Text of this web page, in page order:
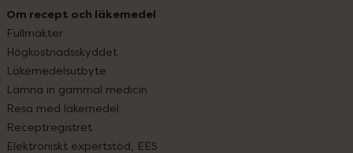
Om recept och läkemedel
Fullmakter
Högkostnadsskyddet
Läkemedelsutbyte
Lämna in gammal medicin
Resa med läkemedel
Receptregistret
Elektroniskt expertstöd, EES